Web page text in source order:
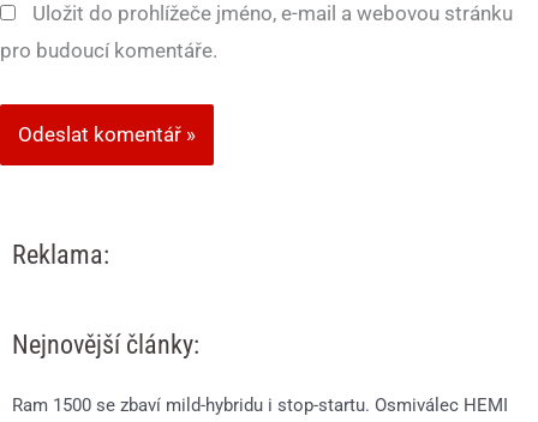
Uložit do prohlížeče jméno, e-mail a webovou stránku
pro budoucí komentáře.
Reklama:
Nejnovější články:
Ram 1500 se zbaví mild-hybridu i stop-startu. Osmiválec HEMI